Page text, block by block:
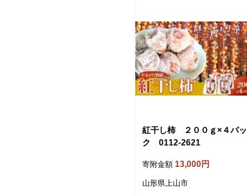
紅干し柿 ２００ｇ×４パッ
ク 0112-2621
寄附金額 13,000円
山形県上山市